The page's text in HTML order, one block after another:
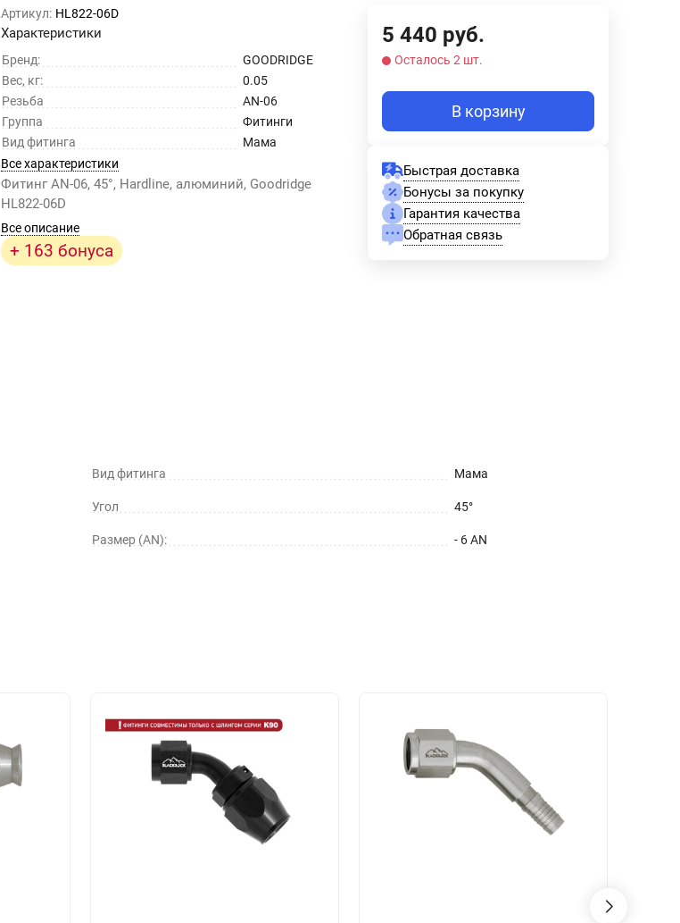
Артикул: HL822-06D
Характеристики
Бренд:
GOODRIDGE
Вес, кг:
0.05
Резьба
AN-06
Группа
Фитинги
Вид фитинга
Мама
Все характеристики
Фитинг AN-06, 45°, Hardline, алюминий, Goodridge
HL822-06D
Все описание
+ 163 бонуса
5 440 руб.
Осталось 2 шт.
В корзину
Быстрая доставка
Бонусы за покупку
Гарантия качества
Обратная связь
Вид фитинга Мама
Угол 45°
Размер (AN): - 6 AN